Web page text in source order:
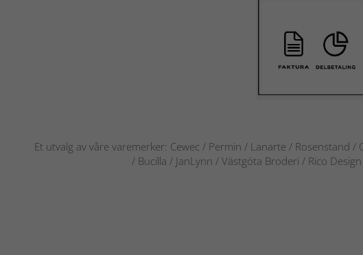
Et utvalg av våre varemerker: Cewec / Permin / Lanarte / Rosenstand
/ Bucilla / JanLynn / Västgöta Broderi / Rico